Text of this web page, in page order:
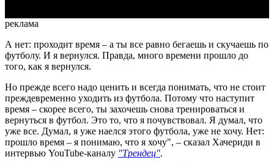
реклама
А нет: проходит время – а ты все равно бегаешь и скучаешь по
футболу. И я вернулся. Правда, много времени прошло до
того, как я вернулся.
Но прежде всего надо ценить и всегда понимать, что не стоит
преждевременно уходить из футбола. Потому что наступит
время – скорее всего, ты захочешь снова тренироваться и
вернуться в футбол. Это то, что я почувствовал. Я думал, что
уже все. Думал, я уже наелся этого футбола, уже не хочу. Нет:
прошло время – я понимаю, что я хочу", – сказал Хачериди в
интервью YouTube-каналу "Трендец".